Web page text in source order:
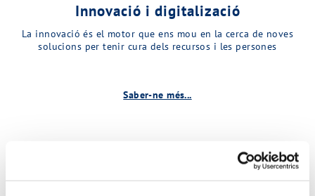
Innovació i digitalizació
La innovació és el motor que ens mou en la cerca de noves
solucions per tenir cura dels recursos i les persones
Saber-ne més...
Descobreix més sobre MINA…